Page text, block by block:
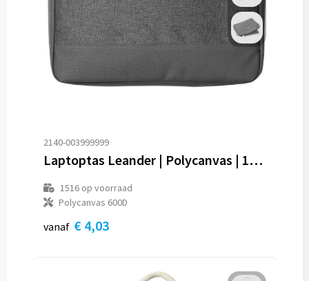
2140-003999999
Laptoptas Leander | Polycanvas | 13" | 1,5 l
1516op voorraad
Polycanvas 600D
vanaf € 4,03